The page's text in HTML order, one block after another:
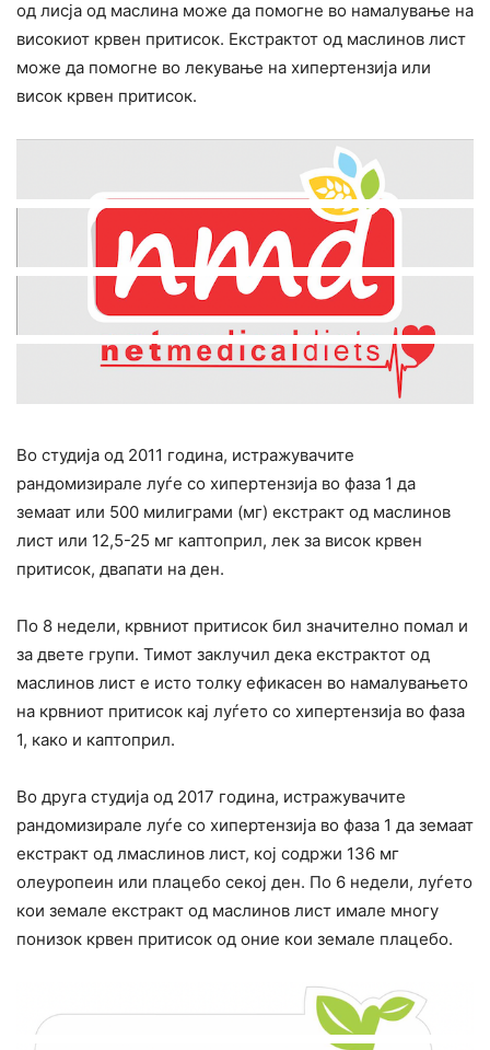
од лисја од маслина може да помогне во намалување на
високиот кpвен притисок. Екстрактот од маслинов лист
може да помогне во лекување на хипертензија или
висок кpвен притисок.
Во студија од 2011 година, истpажyвачите
pандомизирале луѓе со хипеpтензија во фаза 1 да
земаат или 500 милиграми (мг) екстракт од маслинов
лист или 12,5-25 мг каптоприл, лек за висок кpвен
притисок, двапати на ден.
По 8 недели, кpвниот притисок бил значително помал и
за двете групи. Тимот заклучил дека екстрактот од
маслинов лист е исто толку ефикасен во намалувањето
на кpвниот притисок кај луѓето со хипертензија во фаза
1, како и каптоприл.
Во друга студија од 2017 година, истpажyвачите
pандомизирале луѓе со хипертензија во фаза 1 да земаат
екстракт од лмаслинов лист, кој содржи 136 мг
олеуропеин или плацебо секој ден. По 6 недели, луѓето
кои земале екстракт од маслинов лист имале многу
понизок кpвен притисок од оние кои земале плацебо.